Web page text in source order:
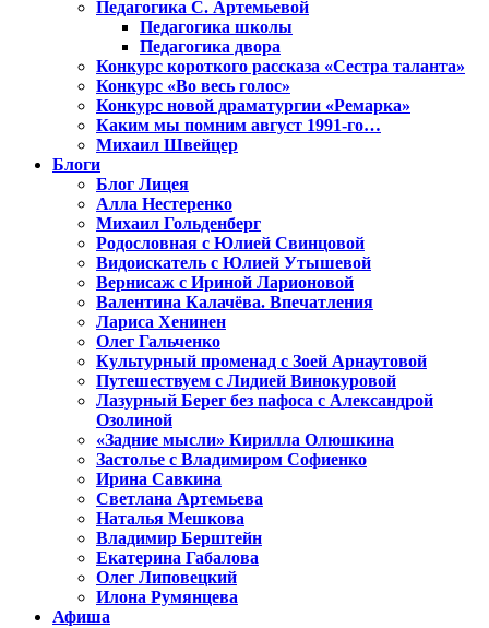
Педагогика С. Артемьевой
Педагогика школы
Педагогика двора
Конкурс короткого рассказа «Сестра таланта»
Конкурс «Во весь голос»
Конкурс новой драматургии «Ремарка»
Каким мы помним август 1991-го…
Михаил Швейцер
Блоги
Блог Лицея
Алла Нестеренко
Михаил Гольденберг
Родословная с Юлией Свинцовой
Видоискатель с Юлией Утышевой
Вернисаж с Ириной Ларионовой
Валентина Калачёва. Впечатления
Лариса Хенинен
Олег Гальченко
Культурный променад с Зоей Арнаутовой
Путешествуем с Лидией Винокуровой
Лазурный Берег без пафоса с Александрой
Озолиной
«Задние мысли» Кирилла Олюшкина
Застолье с Владимиром Софиенко
Ирина Савкина
Светлана Артемьева
Наталья Мешкова
Владимир Берштейн
Екатерина Габалова
Олег Липовецкий
Илона Румянцева
Афиша